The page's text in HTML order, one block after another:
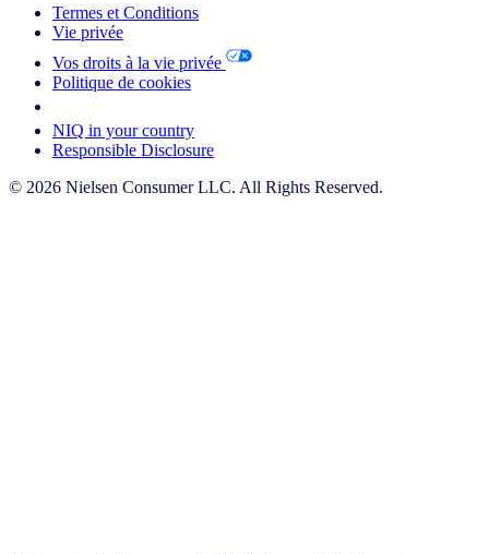
Termes et Conditions
Vie privée
Vos droits à la vie privée
Politique de cookies
NIQ in your country
Responsible Disclosure
© 2026 Nielsen Consumer LLC. All Rights Reserved.